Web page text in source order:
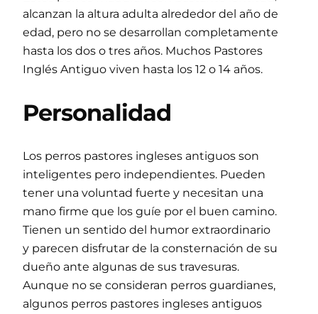
alcanzan la altura adulta alrededor del año de
edad, pero no se desarrollan completamente
hasta los dos o tres años. Muchos Pastores
Inglés Antiguo viven hasta los 12 o 14 años.
Personalidad
Los perros pastores ingleses antiguos son
inteligentes pero independientes. Pueden
tener una voluntad fuerte y necesitan una
mano firme que los guíe por el buen camino.
Tienen un sentido del humor extraordinario
y parecen disfrutar de la consternación de su
dueño ante algunas de sus travesuras.
Aunque no se consideran perros guardianes,
algunos perros pastores ingleses antiguos